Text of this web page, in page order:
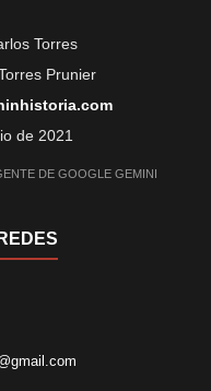
Torres
Prunier
de 2021
DE GOOGLE GEMINI